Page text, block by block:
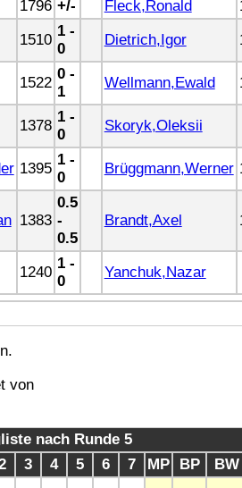
1796 +/- Fleck,Ronald
1510
1 -
0
Dietrich,Igor
1522
0 -
1
Wellmann,Ewald
1378
1 -
0
Skoryk,Oleksii
1395
1 -
0
Brüggmann,Werner
1383
0.5
-
0.5
Brandt,Axel
1240
1 -
0
Yanchuk,Nazar
von
nach Runde 5
3 4 5 6 7 MP BP BW